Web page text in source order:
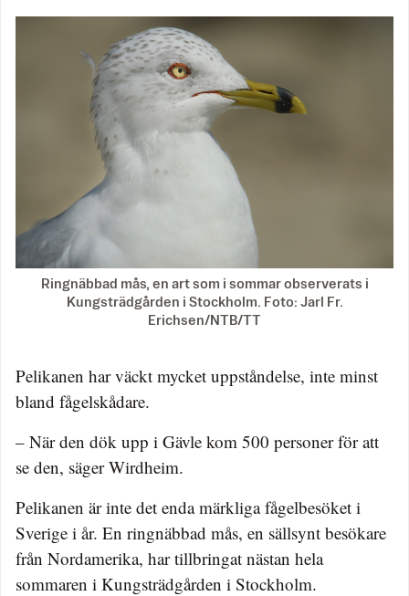
Ringnäbbad mås, en art som i sommar observerats i
Kungsträdgården i Stockholm. Foto: Jarl Fr.
Erichsen/NTB/TT
Pelikanen har väckt mycket uppståndelse, inte minst
bland fågelskådare.
– När den dök upp i Gävle kom 500 personer för att
se den, säger Wirdheim.
Pelikanen är inte det enda märkliga fågelbesöket i
Sverige i år. En ringnäbbad mås, en sällsynt besökare
från Nordamerika, har tillbringat nästan hela
sommaren i Kungsträdgården i Stockholm.